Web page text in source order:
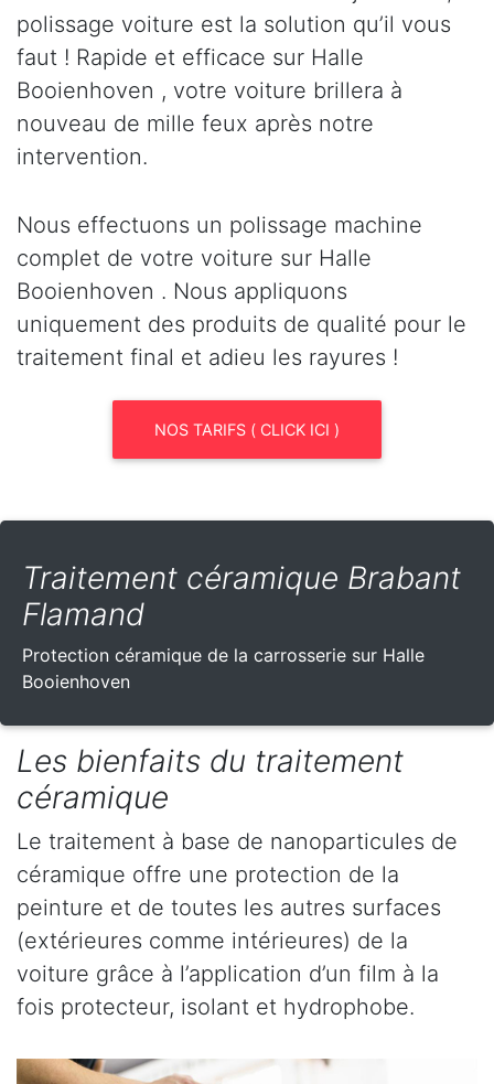
polissage voiture est la solution qu’il vous
faut ! Rapide et efficace sur Halle
Booienhoven , votre voiture brillera à
nouveau de mille feux après notre
intervention.
Nous effectuons un polissage machine
complet de votre voiture sur Halle
Booienhoven . Nous appliquons
uniquement des produits de qualité pour le
traitement final et adieu les rayures !
NOS TARIFS ( CLICK ICI )
Traitement céramique Brabant
Flamand
Protection céramique de la carrosserie sur Halle
Booienhoven
Les bienfaits du traitement
céramique
Le traitement à base de nanoparticules de
céramique offre une protection de la
peinture et de toutes les autres surfaces
(extérieures comme intérieures) de la
voiture grâce à l’application d’un film à la
fois protecteur, isolant et hydrophobe.